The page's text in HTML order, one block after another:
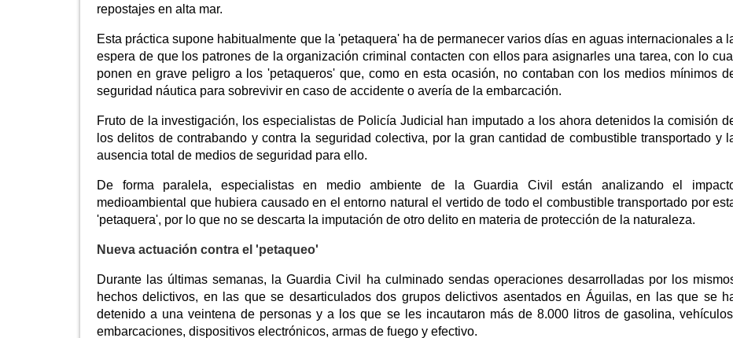
repostajes en alta mar.
Esta práctica supone habitualmente que la 'petaquera' ha de permanecer varios días en aguas internacionales a
espera de que los patrones de la organización criminal contacten con ellos para asignarles una tarea, con lo cual
ponen en grave peligro a los 'petaqueros' que, como en esta ocasión, no contaban con los medios mínimos
seguridad náutica para sobrevivir en caso de accidente o avería de la embarcación.
Fruto de la investigación, los especialistas de Policía Judicial han imputado a los ahora detenidos la comisión
los delitos de contrabando y contra la seguridad colectiva, por la gran cantidad de combustible transportado y
ausencia total de medios de seguridad para ello.
De forma paralela, especialistas en medio ambiente de la Guardia Civil están analizando el
medioambiental que hubiera causado en el entorno natural el vertido de todo el combustible transportado por
'petaquera', por lo que no se descarta la imputación de otro delito en materia de protección de la naturaleza.
Nueva actuación contra el 'petaqueo'
Durante las últimas semanas, la Guardia Civil ha culminado sendas operaciones desarrolladas por los
hechos delictivos, en las que se desarticulados dos grupos delictivos asentados en Águilas, en las que se
detenido a una veintena de personas y a los que se les incautaron más de 8.000 litros de gasolina,
embarcaciones, dispositivos electrónicos, armas de fuego y efectivo.